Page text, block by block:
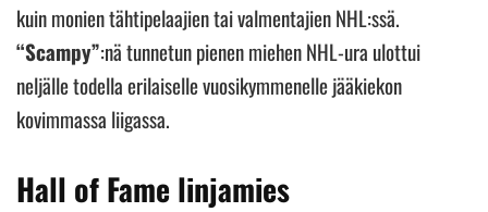
kuin monien tähtipelaajien tai valmentajien NHL:ssä.
“Scampy”:nä tunnetun pienen miehen NHL-ura ulottui
neljälle todella erilaiselle vuosikymmenelle jääkiekon
kovimmassa liigassa.
Hall of Fame linjamies